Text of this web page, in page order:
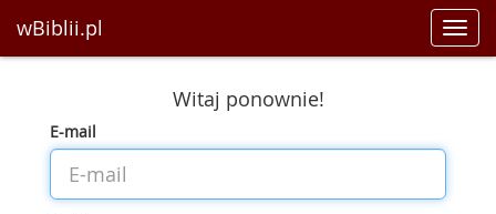
wBiblii.pl
Witaj ponownie!
E-mail